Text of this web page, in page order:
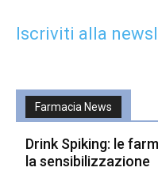
Iscriviti alla
Farmacia News
Drink Spiking: le
la sensibilizzazione